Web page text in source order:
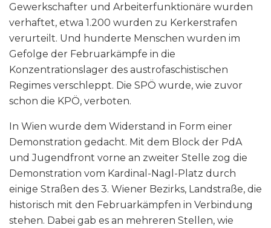
Gewerkschafter und Arbeiterfunktionäre wurden
verhaftet, etwa 1.200 wurden zu Kerkerstrafen
verurteilt. Und hunderte Menschen wurden im
Gefolge der Februarkämpfe in die
Konzentrationslager des austrofaschistischen
Regimes verschleppt. Die SPÖ wurde, wie zuvor
schon die KPÖ, verboten.
In Wien wurde dem Widerstand in Form einer
Demonstration gedacht. Mit dem Block der PdA
und Jugendfront vorne an zweiter Stelle zog die
Demonstration vom Kardinal-Nagl-Platz durch
einige Straßen des 3. Wiener Bezirks, Landstraße, die
historisch mit den Februarkämpfen in Verbindung
stehen. Dabei gab es an mehreren Stellen, wie